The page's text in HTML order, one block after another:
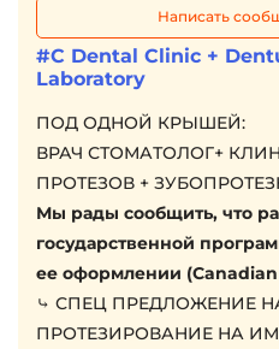
Написать
#C Dental Clinic +
Laboratory
ПОД ОДНОЙ КРЫШЕЙ:
ВРАЧ СТОМАТОЛОГ+
ПРОТЕЗОВ +
Мы рады сообщить, что
государственной
ее оформлении
⤷ СПЕЦ ПРЕДЛОЖЕНИЕ
ПРОТЕЗИРОВАНИЕ НА